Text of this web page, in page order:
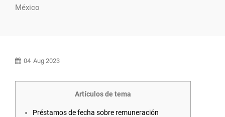
México
04 Aug 2023
Artículos de tema
Préstamos de fecha sobre remuneración